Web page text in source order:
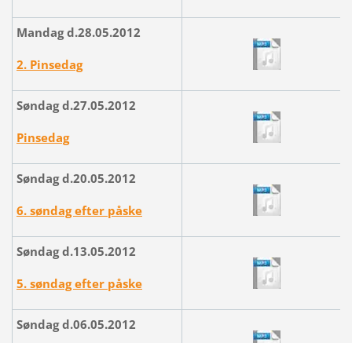
Mandag d.28.05.2012
2. Pinsedag
Søndag d.27.05.2012
Pinsedag
Søndag d.20.05.2012
6. søndag efter påske
Søndag d.13.05.2012
5. søndag efter påske
Søndag d.06.05.2012